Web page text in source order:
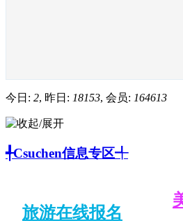
今日: 2, 昨日: 18153, 会员: 164613
╃Csuchen信息专区╃
旅游在线报名